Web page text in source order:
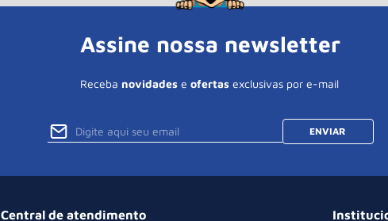
Assine nossa newsletter
Receba novidades e ofertas exclusivas por e-mail
ENVIAR
Central de atendimento